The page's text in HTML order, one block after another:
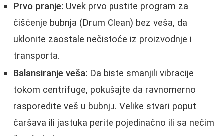
Prvo pranje: Uvek prvo pustite program za
čišćenje bubnja (Drum Clean) bez veša, da
uklonite zaostale nečistoće iz proizvodnje i
transporta.
Balansiranje veša: Da biste smanjili vibracije
tokom centrifuge, pokušajte da ravnomerno
rasporedite veš u bubnju. Velike stvari poput
čaršava ili jastuka perite pojedinačno ili sa nečim